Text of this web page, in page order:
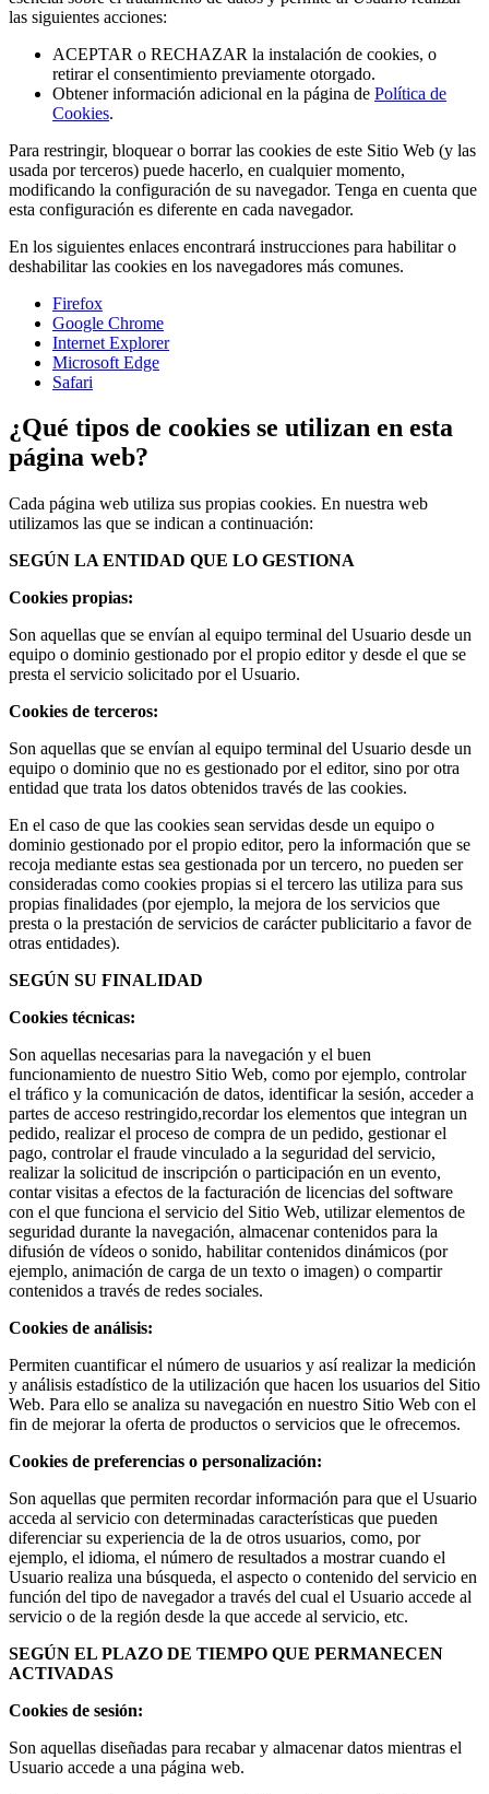
las siguientes acciones:
ACEPTAR o RECHAZAR la instalación de cookies, o
retirar el consentimiento previamente otorgado.
Obtener información adicional en la página de Política de
Cookies.
Para restringir, bloquear o borrar las cookies de este Sitio Web (y las
usada por terceros) puede hacerlo, en cualquier momento,
modificando la configuración de su navegador. Tenga en cuenta que
esta configuración es diferente en cada navegador.
En los siguientes enlaces encontrará instrucciones para habilitar o
deshabilitar las cookies en los navegadores más comunes.
Firefox
Google Chrome
Internet Explorer
Microsoft Edge
Safari
¿Qué tipos de cookies se utilizan en esta
página web?
Cada página web utiliza sus propias cookies. En nuestra web
utilizamos las que se indican a continuación:
SEGÚN LA ENTIDAD QUE LO GESTIONA
Cookies propias:
Son aquellas que se envían al equipo terminal del Usuario desde un
equipo o dominio gestionado por el propio editor y desde el que se
presta el servicio solicitado por el Usuario.
Cookies de terceros:
Son aquellas que se envían al equipo terminal del Usuario desde un
equipo o dominio que no es gestionado por el editor, sino por otra
entidad que trata los datos obtenidos través de las cookies.
En el caso de que las cookies sean servidas desde un equipo o
dominio gestionado por el propio editor, pero la información que se
recoja mediante estas sea gestionada por un tercero, no pueden ser
consideradas como cookies propias si el tercero las utiliza para sus
propias finalidades (por ejemplo, la mejora de los servicios que
presta o la prestación de servicios de carácter publicitario a favor de
otras entidades).
SEGÚN SU FINALIDAD
Cookies técnicas:
Son aquellas necesarias para la navegación y el buen
funcionamiento de nuestro Sitio Web, como por ejemplo, controlar
el tráfico y la comunicación de datos, identificar la sesión, acceder a
partes de acceso restringido,recordar los elementos que integran un
pedido, realizar el proceso de compra de un pedido, gestionar el
pago, controlar el fraude vinculado a la seguridad del servicio,
realizar la solicitud de inscripción o participación en un evento,
contar visitas a efectos de la facturación de licencias del software
con el que funciona el servicio del Sitio Web, utilizar elementos de
seguridad durante la navegación, almacenar contenidos para la
difusión de vídeos o sonido, habilitar contenidos dinámicos (por
ejemplo, animación de carga de un texto o imagen) o compartir
contenidos a través de redes sociales.
Cookies de análisis:
Permiten cuantificar el número de usuarios y así realizar la medición
y análisis estadístico de la utilización que hacen los usuarios del Sitio
Web. Para ello se analiza su navegación en nuestro Sitio Web con el
fin de mejorar la oferta de productos o servicios que le ofrecemos.
Cookies de preferencias o personalización:
Son aquellas que permiten recordar información para que el Usuario
acceda al servicio con determinadas características que pueden
diferenciar su experiencia de la de otros usuarios, como, por
ejemplo, el idioma, el número de resultados a mostrar cuando el
Usuario realiza una búsqueda, el aspecto o contenido del servicio en
función del tipo de navegador a través del cual el Usuario accede al
servicio o de la región desde la que accede al servicio, etc.
SEGÚN EL PLAZO DE TIEMPO QUE PERMANECEN
ACTIVADAS
Cookies de sesión:
Son aquellas diseñadas para recabar y almacenar datos mientras el
Usuario accede a una página web.